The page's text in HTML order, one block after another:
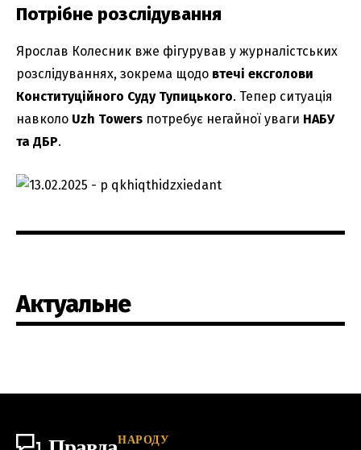
Потрібне розслідування
Ярослав Колесник вже фігурував у журналістських
розслідуваннях, зокрема щодо втечі ексголови
Конституційного Суду Тупицького. Тепер ситуація
навколо Uzh Towers потребує негайної уваги НАБУ
та ДБР.
Актуальне
НАРОДУ